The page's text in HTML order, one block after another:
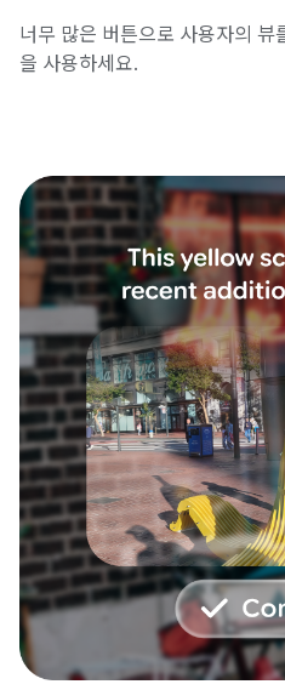
너무 많은 버튼으로 사용자의 뷰
을 사용하세요.